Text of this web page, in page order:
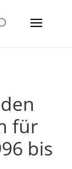
für
bis